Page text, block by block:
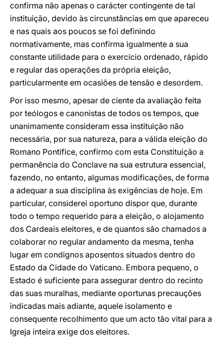
confirma não apenas o carácter contingente de tal
instituição, devido às circunstâncias em que apareceu
e nas quais aos poucos se foi definindo
normativamente, mas confirma igualmente a sua
constante utilidade para o exercício ordenado, rápido
e regular das operações da própria eleição,
particularmente em ocasiões de tensão e desordem.
Por isso mesmo, apesar de ciente da avaliação feita
por teólogos e canonistas de todos os tempos, que
unanimamente consideram essa instituição não
necessária, por sua natureza, para a válida eleição do
Romano Pontífice, confirmo com esta Constituição a
permanência do Conclave na sua estrutura essencial,
fazendo, no entanto, algumas modificações, de forma
a adequar a sua disciplina às exigências de hoje. Em
particular, considerei oportuno dispor que, durante
todo o tempo requerido para a eleição, o alojamento
dos Cardeais eleitores, e de quantos são chamados a
colaborar no regular andamento da mesma, tenha
lugar em condignos aposentos situados dentro do
Estado da Cidade do Vaticano. Embora pequeno, o
Estado é suficiente para assegurar dentro do recinto
das suas muralhas, mediante oportunas precauções
indicadas mais adiante, aquele isolamento e
consequente recolhimento que um acto tão vital para a
Igreja inteira exige dos eleitores.